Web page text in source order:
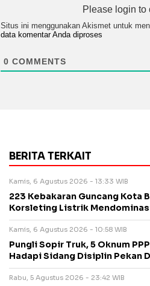
Please login to
Situs ini menggunakan Akismet untuk
data komentar Anda diproses
0 COMMENTS
BERITA TERKAIT
Kamis, 6 Agustus 2026 - 13:33 WIB
223 Kebakaran Guncang Kota
Korsleting Listrik
Kamis, 6 Agustus 2026 - 10:58 WIB
Pungli Sopir Truk, 5 Oknum
Hadapi Sidang Disiplin Pekan
Rabu, 5 Agustus 2026 - 23:42 WIB